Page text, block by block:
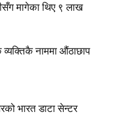
मागेका थिए ९ लाख
नाममा औंठाछाप
भारत डाटा सेन्टर